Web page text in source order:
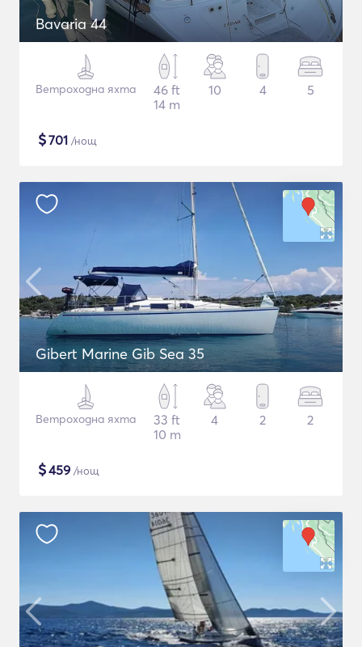
Bavaria 44
Ветроходна яхта
46 ft
14 m
10 4 5
$701 /нощ
Gibert Marine Gib Sea 35
Ветроходна яхта
33 ft
10 m
4 2 2
$459 /нощ